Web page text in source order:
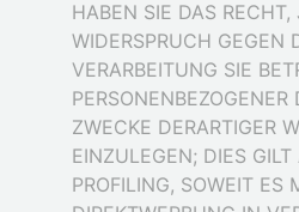
HABEN SIE DAS RECHT,
WIDERSPRUCH GEGEN
VERARBEITUNG SIE
PERSONENBEZOGENER
ZWECKE DERARTIGER
EINZULEGEN; DIES
PROFILING, SOWEIT ES